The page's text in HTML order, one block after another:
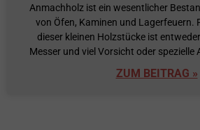
Anmachholz ist ein wesentlicher
von Öfen, Kaminen und Lagerfeuern.
dieser kleinen Holzstücke ist
Messer und viel Vorsicht oder spezielle
ZUM BEITRAG »